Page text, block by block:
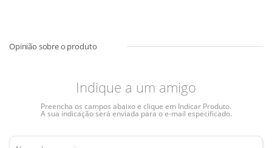
Indique a um amigo
Preencha os campos abaixo e clique em Indicar Produto.
A sua indicação será enviada para o e-mail especificado.